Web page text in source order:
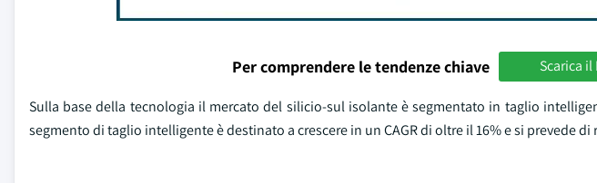
Per comprendere le tendenze chiave Scarica
Sulla base della tecnologia il mercato del silicio-sul isolante è segmentato in taglio
segmento di taglio intelligente è destinato a crescere in un CAGR di oltre il 16% e si prevede